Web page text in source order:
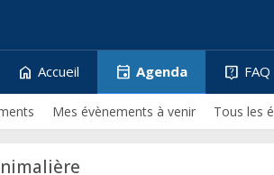
home Accueil event Agenda live_help FAQ
Mes évènements à venir Tous les